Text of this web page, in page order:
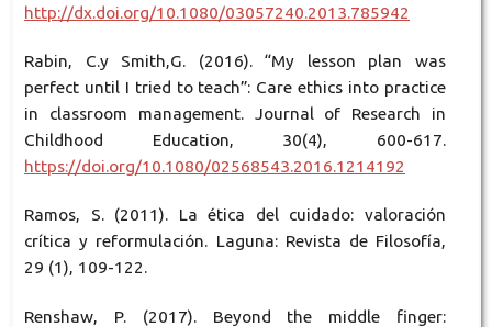
http://dx.doi.org/10.1080/03057240.2013.785942
Rabin, C.y Smith,G. (2016). “My lesson plan was
perfect until I tried to teach”: Care ethics into practice
in classroom management. Journal of Research in
Childhood Education, 30(4), 600-617.
https://doi.org/10.1080/02568543.2016.1214192
Ramos, S. (2011). La ética del cuidado: valoración
crítica y reformulación. Laguna: Revista de Filosofía,
29 (1), 109-122.
Renshaw, P. (2017). Beyond the middle finger: